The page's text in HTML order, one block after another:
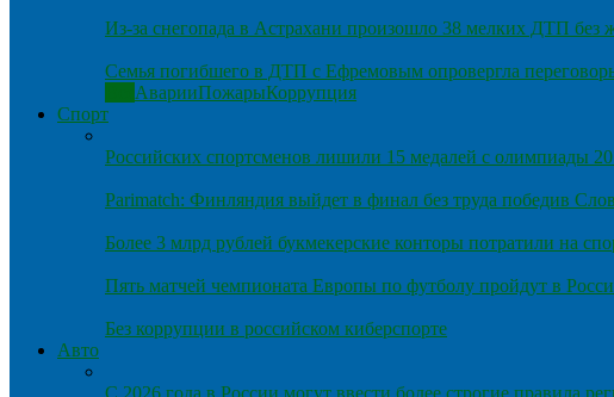
Из-за снегопада в Астрахани произошло 38 мелких ДТП без
Семья погибшего в ДТП с Ефремовым опровергла
АварииПожарыКоррупция
Спорт
Российских спортсменов лишили 15 медалей с олимпиады
Parimatch: Финляндия выйдет в финал без труда победив
Более 3 млрд рублей букмекерские конторы потратили на
Пять матчей чемпионата Европы по футболу пройдут в
Без коррупции в российском киберспорте
Авто
С 2026 года в России могут ввести более строгие правила